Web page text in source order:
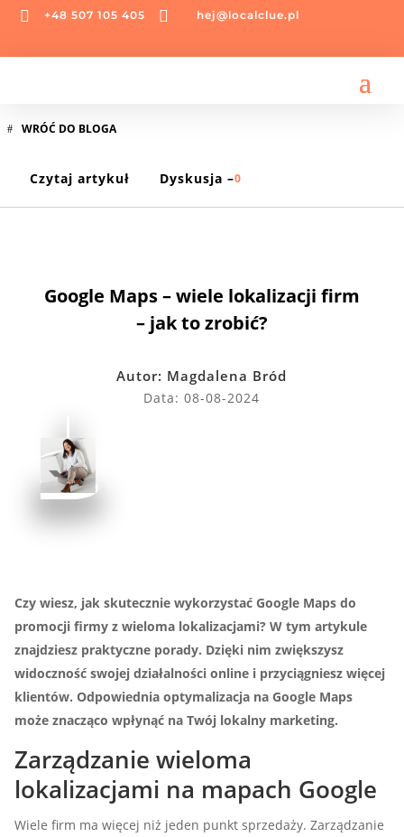
 +48 507 105 405  hej@localclue.pl
WRÓĆ DO BLOGA
Czytaj artykuł Dyskusja –0
Google Maps – wiele lokalizacji firm
– jak to zrobić?
Autor: Magdalena Bród
Data: 08-08-2024
Czy wiesz, jak skutecznie wykorzystaćGoogle Maps do
promocji firmy z wieloma lokalizacjami? W tym artykule
znajdziesz praktyczne porady. Dzięki nim zwiększysz
widoczność swojej działalności online i przyciągniesz więcej
klientów. Odpowiednia optymalizacja naGoogle Maps
może znacząco wpłynąć na Twój lokalny marketing.
Zarządzanie wieloma
lokalizacjami na mapach Google
Wiele firm ma więcej niż jeden punkt sprzedaży. Zarządzanie